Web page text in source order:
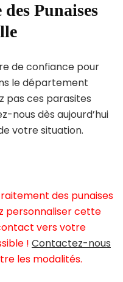
Punaises
de confiance pour
le département
pas ces parasites
nous dès aujourd’hui
votre situation.
des punaises
personnaliser cette
vers votre
! Contactez-nous
les modalités.